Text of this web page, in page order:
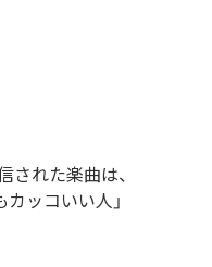
された楽曲は、
カッコいい人」